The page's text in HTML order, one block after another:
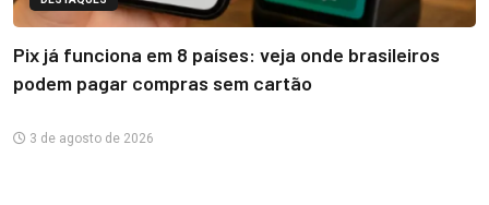
Pix já funciona em 8 países: veja onde brasileiros
podem pagar compras sem cartão
3 de agosto de 2026